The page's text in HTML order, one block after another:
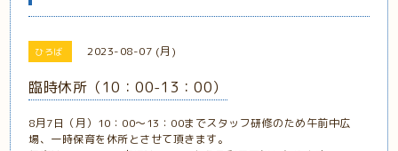
ひろば 2023-08-07 (月)
臨時休所（10：00-13：00）
8月7日（月）10：00～13：00までスタッフ研修のため午前中広
場、一時保育を休所とさせて頂きます。